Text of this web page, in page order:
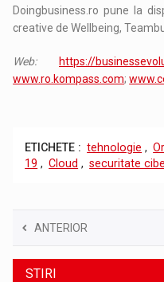
Doingbusiness.ro pune la
creative de Wellbeing,
Web: https://
www.ro.kompass.com;
ETICHETE : tehnologie ,
19 , Cloud , securitate
ANTERIOR
STIRI